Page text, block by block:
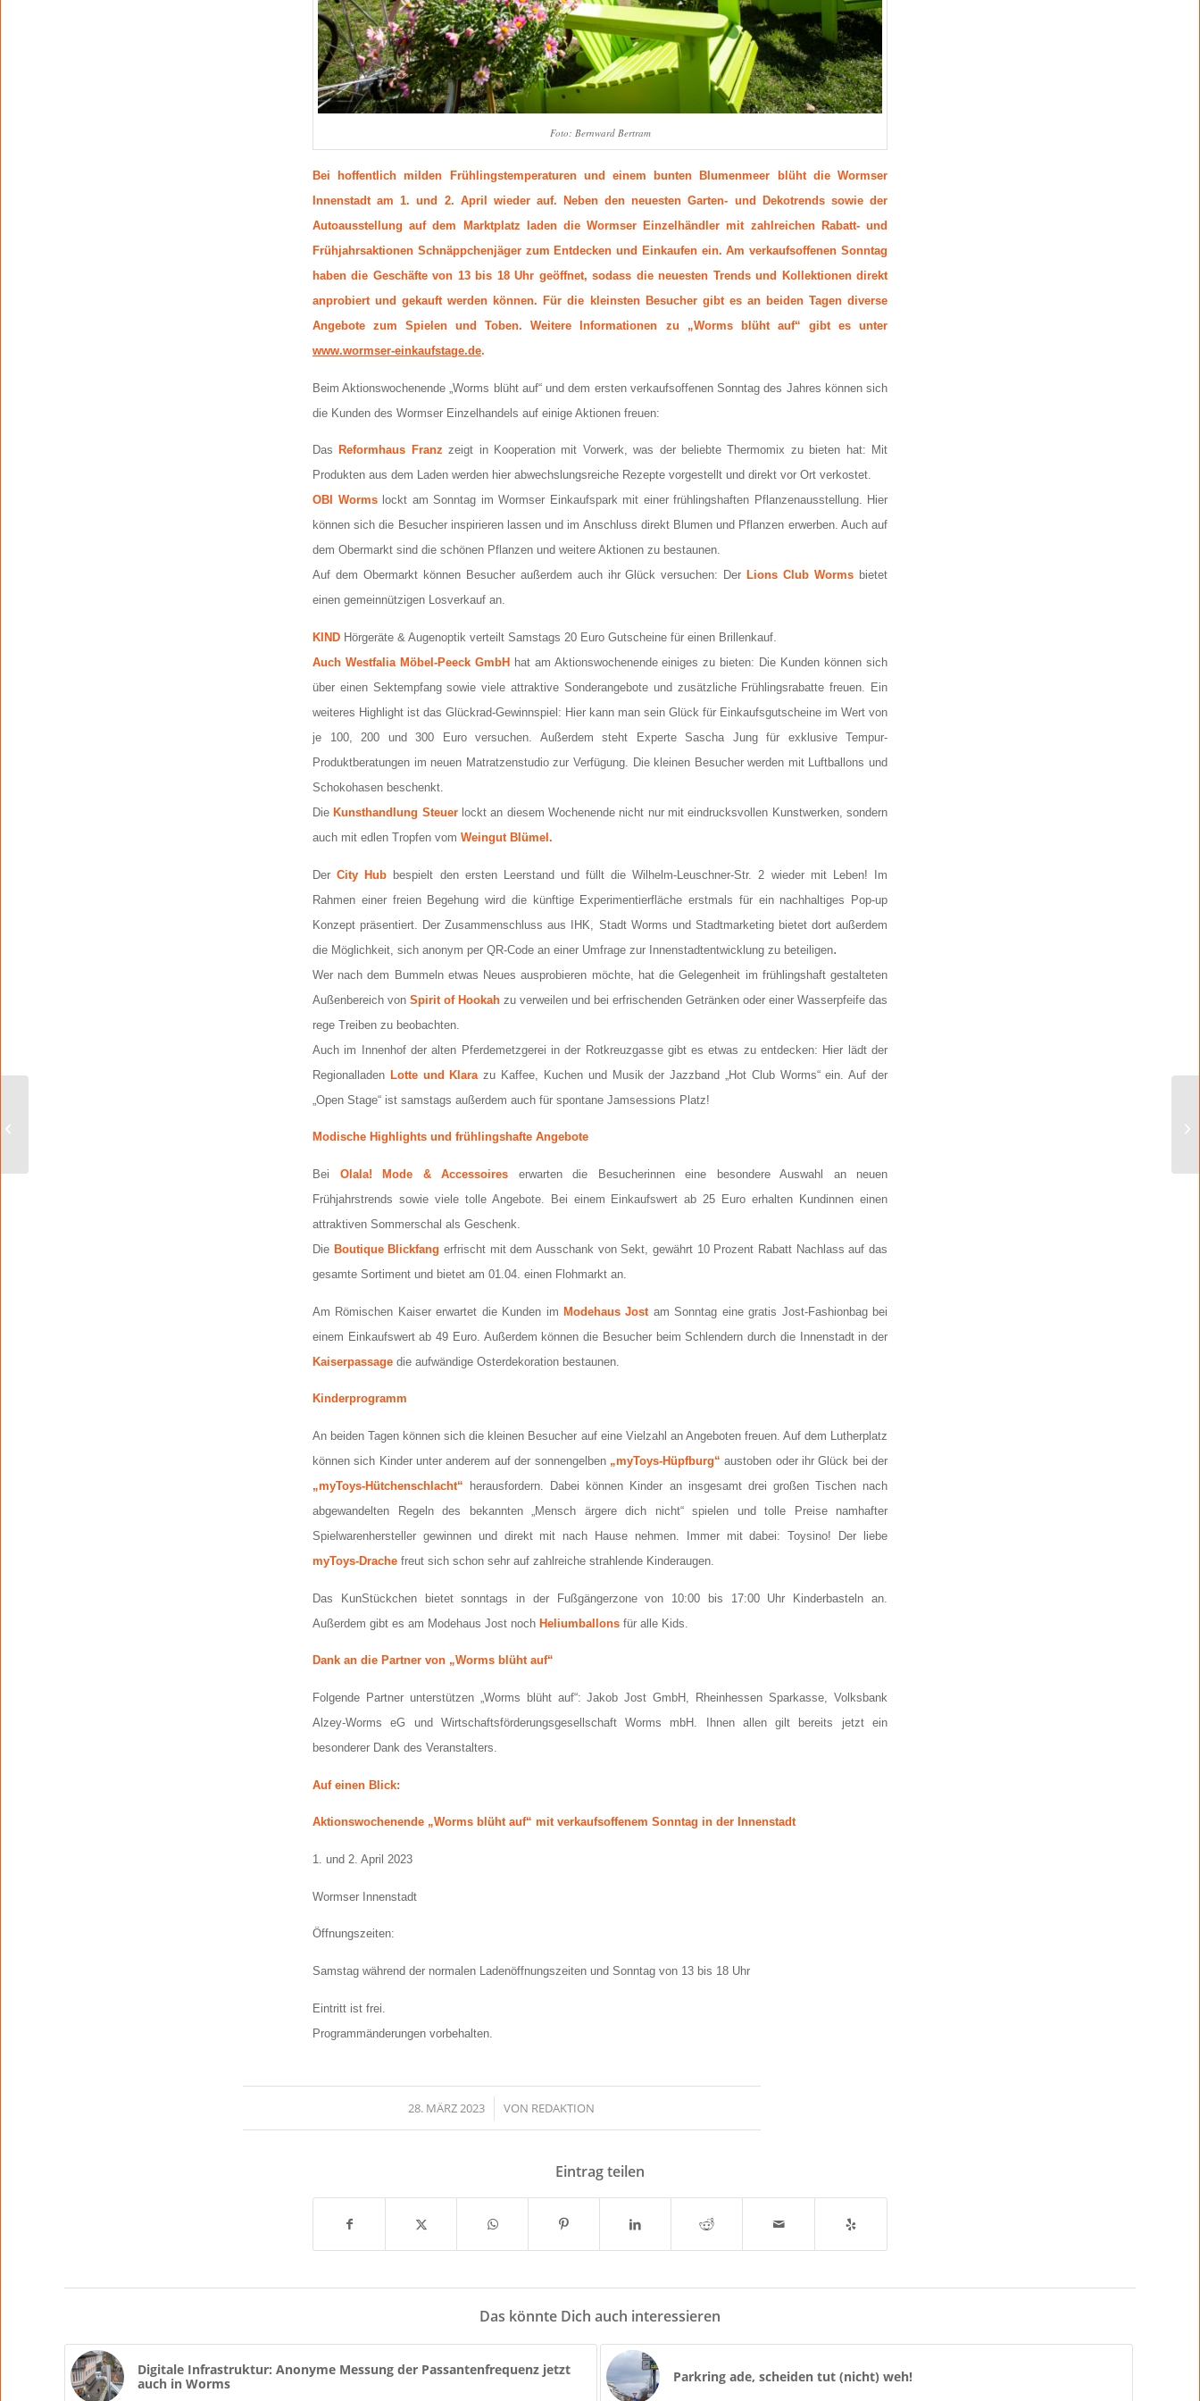
Foto: Bernward Bertram
Bei hoffentlich milden Frühlingstemperaturen und einem bunten Blumenmeer blüht die Wormser
Innenstadt am 1. und 2. April wieder auf. Neben den neuesten Garten- und Dekotrends sowie der
Autoausstellung auf dem Marktplatz laden die Wormser Einzelhändler mit zahlreichen Rabatt- und
Frühjahrsaktionen Schnäppchenjäger zum Entdecken und Einkaufen ein. Am verkaufsoffenen Sonntag
haben die Geschäfte von 13 bis 18 Uhr geöffnet, sodass die neuesten Trends und Kollektionen direkt
anprobiert und gekauft werden können. Für die kleinsten Besucher gibt es an beiden Tagen diverse
Angebote zum Spielen und Toben. Weitere Informationen zu „Worms blüht auf“ gibt es unter
www.wormser-einkaufstage.de.
Beim Aktionswochenende „Worms blüht auf“ und dem ersten verkaufsoffenen Sonntag des Jahres können sich
die Kunden des Wormser Einzelhandels auf einige Aktionen freuen:
Das Reformhaus Franz zeigt in Kooperation mit Vorwerk, was der beliebte Thermomix zu bieten hat: Mit
Produkten aus dem Laden werden hier abwechslungsreiche Rezepte vorgestellt und direkt vor Ort verkostet.
OBI Worms lockt am Sonntag im Wormser Einkaufspark mit einer frühlingshaften Pflanzenausstellung. Hier
können sich die Besucher inspirieren lassen und im Anschluss direkt Blumen und Pflanzen erwerben. Auch auf
dem Obermarkt sind die schönen Pflanzen und weitere Aktionen zu bestaunen.
Auf dem Obermarkt können Besucher außerdem auch ihr Glück versuchen: Der Lions Club Worms bietet
einen gemeinnützigen Losverkauf an.
KIND Hörgeräte & Augenoptik verteilt Samstags 20 Euro Gutscheine für einen Brillenkauf.
Auch Westfalia Möbel-Peeck GmbH hat am Aktionswochenende einiges zu bieten: Die Kunden können sich
über einen Sektempfang sowie viele attraktive Sonderangebote und zusätzliche Frühlingsrabatte freuen. Ein
weiteres Highlight ist das Glückrad-Gewinnspiel: Hier kann man sein Glück für Einkaufsgutscheine im Wert von
je 100, 200 und 300 Euro versuchen. Außerdem steht Experte Sascha Jung für exklusive Tempur-
Produktberatungen im neuen Matratzenstudio zur Verfügung. Die kleinen Besucher werden mit Luftballons und
Schokohasen beschenkt.
Die Kunsthandlung Steuerlockt an diesem Wochenende nicht nur mit eindrucksvollen Kunstwerken, sondern
auch mit edlen Tropfen vom Weingut Blümel.
DerCity Hub bespielt den ersten Leerstand und füllt die Wilhelm-Leuschner-Str. 2 wieder mit Leben! Im
Rahmen einer freien Begehung wird die künftige Experimentierfläche erstmals für ein nachhaltiges Pop-up
Konzept präsentiert. Der Zusammenschluss aus IHK, Stadt Worms und Stadtmarketing bietet dort außerdem
die Möglichkeit, sich anonym per QR-Code an einer Umfrage zur Innenstadtentwicklung zu beteiligen.
Wer nach dem Bummeln etwas Neues ausprobieren möchte, hat die Gelegenheit im frühlingshaft gestalteten
Außenbereich von Spirit of Hookah zu verweilen und bei erfrischenden Getränken oder einer Wasserpfeife das
rege Treiben zu beobachten.
Auch im Innenhof der alten Pferdemetzgerei in der Rotkreuzgasse gibt es etwas zu entdecken: Hier lädt der
Regionalladen Lotte und Klarazu Kaffee, Kuchen und Musik der Jazzband „Hot Club Worms“ ein. Auf der
„Open Stage“ ist samstags außerdem auch für spontane Jamsessions Platz!
Modische Highlights und frühlingshafte Angebote
Bei Olala! Mode & Accessoires erwarten die Besucherinnen eine besondere Auswahl an neuen
Frühjahrstrends sowie viele tolle Angebote. Bei einem Einkaufswert ab 25 Euro erhalten Kundinnen einen
attraktiven Sommerschal als Geschenk.
Die Boutique Blickfang erfrischt mit dem Ausschank von Sekt, gewährt 10 Prozent Rabatt Nachlass auf das
gesamte Sortiment und bietet am 01.04. einen Flohmarkt an.
Am Römischen Kaiser erwartet die Kunden im Modehaus Jost am Sonntag eine gratis Jost-Fashionbag bei
einem Einkaufswert ab 49 Euro. Außerdem können die Besucher beim Schlendern durch die Innenstadt in der
Kaiserpassage die aufwändige Osterdekoration bestaunen.
Kinderprogramm
An beiden Tagen können sich die kleinen Besucher auf eine Vielzahl an Angeboten freuen. Auf dem Lutherplatz
können sich Kinder unter anderem auf der sonnengelben „myToys-Hüpfburg“ austoben oder ihr Glück bei der
„myToys-Hütchenschlacht“ herausfordern. Dabei können Kinder an insgesamt drei großen Tischen nach
abgewandelten Regeln des bekannten „Mensch ärgere dich nicht“ spielen und tolle Preise namhafter
Spielwarenhersteller gewinnen und direkt mit nach Hause nehmen. Immer mit dabei: Toysino! Der liebe
myToys-Drache freut sich schon sehr auf zahlreiche strahlende Kinderaugen.
Das KunStückchen bietet sonntags in der Fußgängerzone von 10:00 bis 17:00 Uhr Kinderbasteln an.
Außerdem gibt es am Modehaus Jost noch Heliumballons für alle Kids.
Dank an die Partner von „Worms blüht auf“
Folgende Partner unterstützen „Worms blüht auf“: Jakob Jost GmbH, Rheinhessen Sparkasse, Volksbank
Alzey-Worms eG und Wirtschaftsförderungsgesellschaft Worms mbH. Ihnen allen gilt bereits jetzt ein
besonderer Dank des Veranstalters.
Auf einen Blick:
Aktionswochenende „Worms blüht auf“ mit verkaufsoffenem Sonntag in der Innenstadt
1. und 2. April 2023
Wormser Innenstadt
Öffnungszeiten:
Samstag während der normalen Ladenöffnungszeiten und Sonntag von 13 bis 18 Uhr
Eintritt ist frei.
Programmänderungen vorbehalten.
28. MÄRZ 2023
/ VON REDAKTION
Eintrag teilen
Das könnte Dich auch interessieren
Digitale Infrastruktur: Anonyme Messung der Passantenfrequenz jetzt
auch in Worms
Parkring ade, scheiden tut (nicht) weh!